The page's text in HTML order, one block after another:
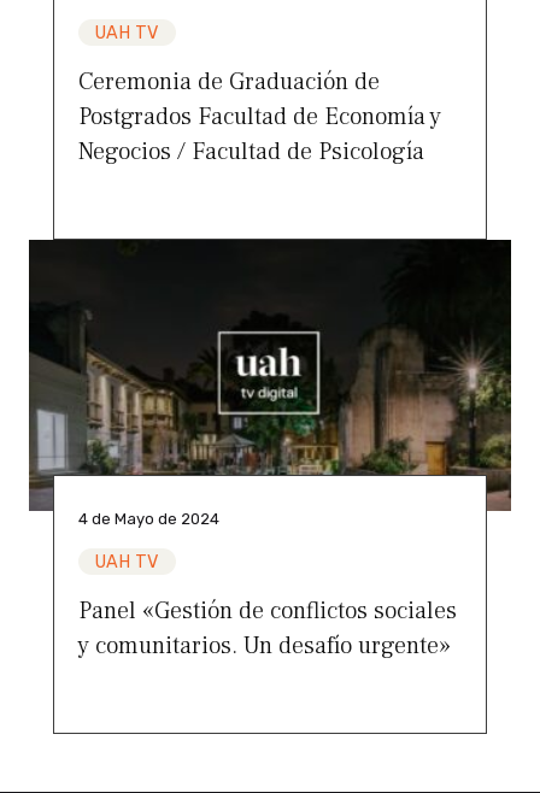
UAH TV
Ceremonia de Graduación de
Postgrados Facultad de Economía y
Negocios / Facultad de Psicología
4 de Mayo de 2024
UAH TV
Panel «Gestión de conflictos sociales
y comunitarios. Un desafío urgente»